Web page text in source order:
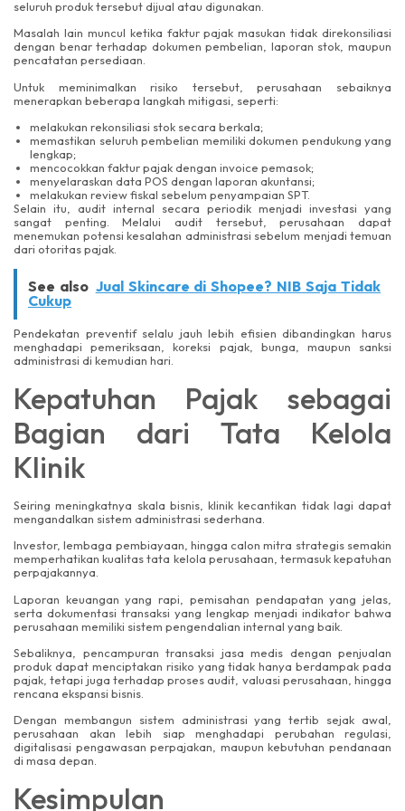
seluruh produk tersebut dijual atau digunakan.
Masalah lain muncul ketika faktur pajak masukan tidak direkonsiliasi
dengan benar terhadap dokumen pembelian, laporan stok, maupun
pencatatan persediaan.
Untuk meminimalkan risiko tersebut, perusahaan sebaiknya
menerapkan beberapa langkah mitigasi, seperti:
melakukan rekonsiliasi stok secara berkala;
memastikan seluruh pembelian memiliki dokumen pendukung yang
lengkap;
mencocokkan faktur pajak dengan invoice pemasok;
menyelaraskan data POS dengan laporan akuntansi;
melakukan review fiskal sebelum penyampaian SPT.
Selain itu, audit internal secara periodik menjadi investasi yang
sangat penting. Melalui audit tersebut, perusahaan dapat
menemukan potensi kesalahan administrasi sebelum menjadi temuan
dari otoritas pajak.
See also Jual Skincare di Shopee? NIB Saja Tidak
Cukup
Pendekatan preventif selalu jauh lebih efisien dibandingkan harus
menghadapi pemeriksaan, koreksi pajak, bunga, maupun sanksi
administrasi di kemudian hari.
Kepatuhan Pajak sebagai
Bagian dari Tata Kelola
Klinik
Seiring meningkatnya skala bisnis, klinik kecantikan tidak lagi dapat
mengandalkan sistem administrasi sederhana.
Investor, lembaga pembiayaan, hingga calon mitra strategis semakin
memperhatikan kualitas tata kelola perusahaan, termasuk kepatuhan
perpajakannya.
Laporan keuangan yang rapi, pemisahan pendapatan yang jelas,
serta dokumentasi transaksi yang lengkap menjadi indikator bahwa
perusahaan memiliki sistem pengendalian internal yang baik.
Sebaliknya, pencampuran transaksi jasa medis dengan penjualan
produk dapat menciptakan risiko yang tidak hanya berdampak pada
pajak, tetapi juga terhadap proses audit, valuasi perusahaan, hingga
rencana ekspansi bisnis.
Dengan membangun sistem administrasi yang tertib sejak awal,
perusahaan akan lebih siap menghadapi perubahan regulasi,
digitalisasi pengawasan perpajakan, maupun kebutuhan pendanaan
di masa depan.
Kesimpulan